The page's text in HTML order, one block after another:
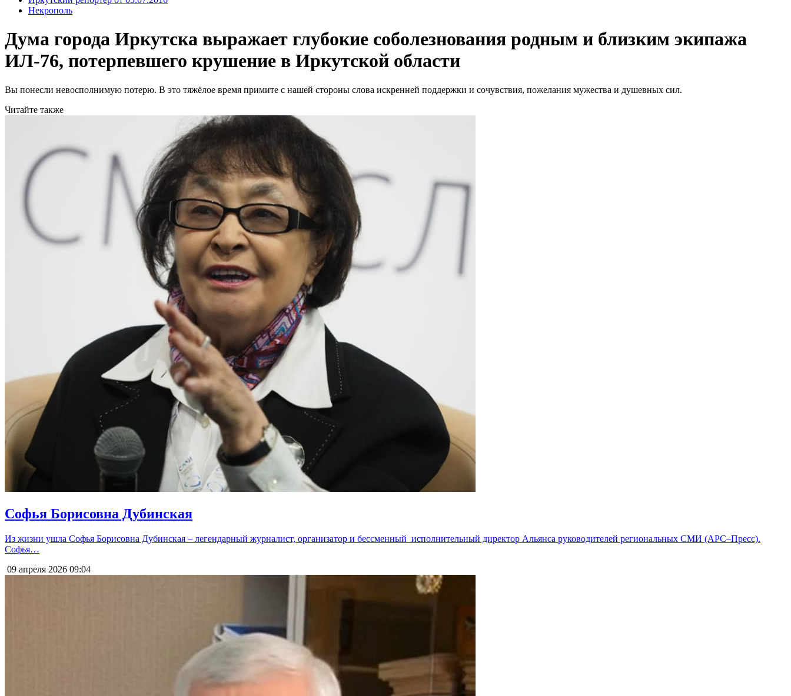
Некрополь
Дума города Иркутска выражает глубокие соболезнования родным и близким экипажа
ИЛ-76, потерпевшего крушение в Иркутской области
Вы понесли невосполнимую потерю. В это тяжёлое время примите с нашей стороны слова искренней поддержки и сочувствия, пожелания мужества и душевных сил.
Читайте также
Софья Борисовна Дубинская
Из жизни ушла Софья Борисовна Дубинская – легендарный журналист, организатор и бессменный исполнительный директор Альянса руководителей региональных СМИ (АРС–Пресс).
Софья…
09 апреля 2026 09:04